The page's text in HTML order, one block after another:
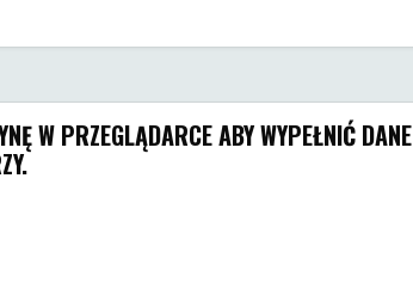
W PRZEGLĄDARCE ABY WYPEŁNIĆ DANE